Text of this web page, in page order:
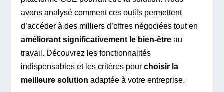
avons analysé comment ces outils permettent
d’accéder à des milliers d’offres négociées tout en
améliorant significativement le bien-être au
travail. Découvrez les fonctionnalités
indispensables et les critères pourchoisir la
meilleure solution adaptée à votre entreprise.